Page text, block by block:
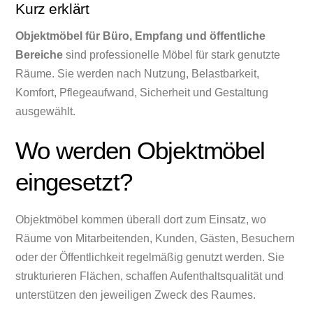
Kurz erklärt
Objektmöbel für Büro, Empfang und öffentliche
Bereiche sind professionelle Möbel für stark genutzte
Räume. Sie werden nach Nutzung, Belastbarkeit,
Komfort, Pflegeaufwand, Sicherheit und Gestaltung
ausgewählt.
Wo werden Objektmöbel
eingesetzt?
Objektmöbel kommen überall dort zum Einsatz, wo
Räume von Mitarbeitenden, Kunden, Gästen, Besuchern
oder der Öffentlichkeit regelmäßig genutzt werden. Sie
strukturieren Flächen, schaffen Aufenthaltsqualität und
unterstützen den jeweiligen Zweck des Raumes.